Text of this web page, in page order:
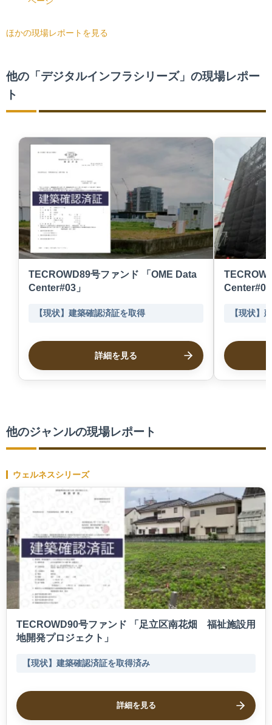
ほかの現場レポートを見る
他の「デジタルインフラシリーズ」の現場レポー
ト
TECROWD89号ファンド 「OME Data
Center#03」
【現状】建築確認済証を取得
詳細を見る
【現状】
他のジャンルの現場レポート
ウェルネスシリーズ
TECROWD90号ファンド 「足立区南花畑 福祉施設用
地開発プロジェクト」
【現状】建築確認済証を取得済み
詳細を見る